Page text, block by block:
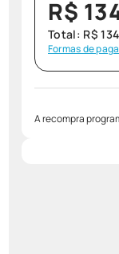
R$
Total: R$ 134
Formas de
A recompra